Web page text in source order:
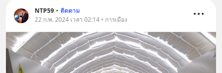
NTP59 • ติดตาม
22 ก.พ. 2024 เวลา 02:14 • การเมือง